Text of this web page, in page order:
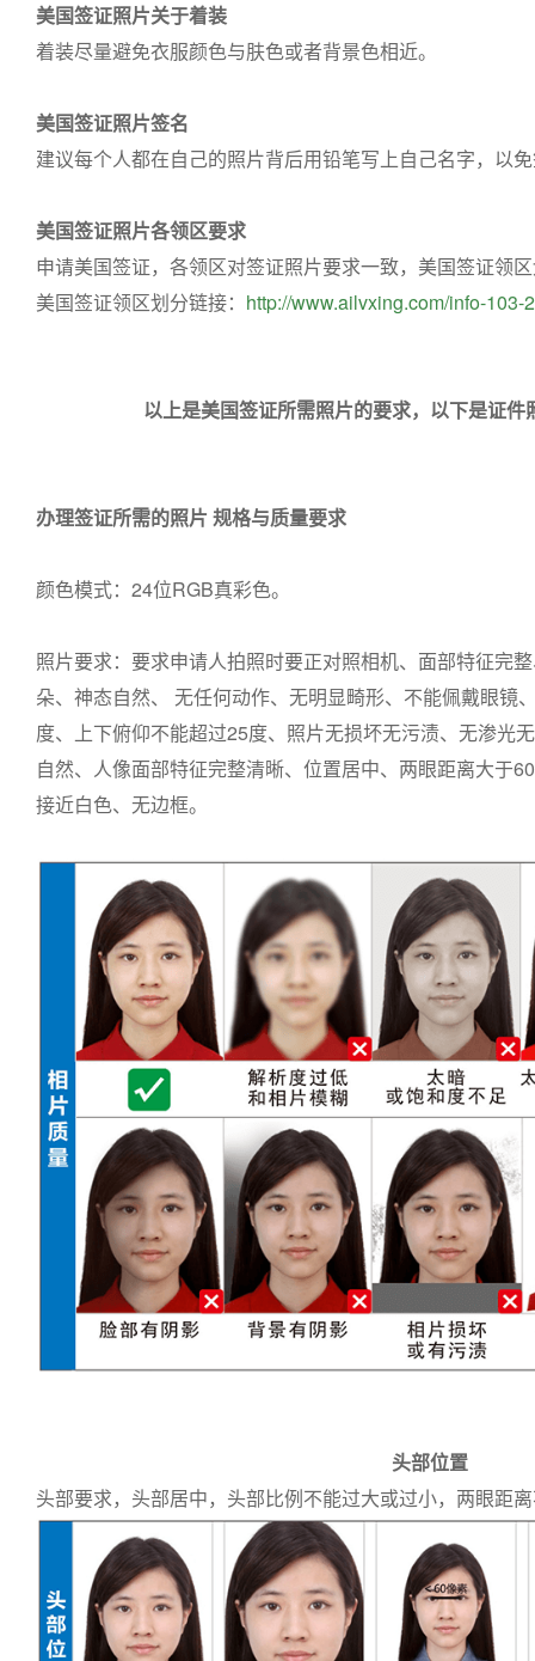
美国签证照片关于着装
着装尽量避免衣服颜色与肤色或者背景色相近。
美国签证照片签名
建议每个人都在自己的照片背后用铅笔写上自己名字，以
美国签证照片各领区要求
申请美国签证，各领区对签证照片要求一致，美国签证领
美国签证领区划分链接： http://www.ailvxing.com/info-103-
以上是美国签证所需照片的要求，以下是证件
办理签证所需的照片 规格与质量要求
颜色模式：24位RGB真彩色。
照片要求：要求申请人拍照时要正对照相机、面部特征完
朵、神态自然、 无任何动作、无明显畸形、不能佩戴眼镜
度、上下俯仰不能超过25度、照片无损坏无污渍、无渗光
自然、人像面部特征完整清晰、位置居中、两眼距离大于
接近白色、无边框。
头部位置
头部要求，头部居中，头部比例不能过大或过小，两眼距